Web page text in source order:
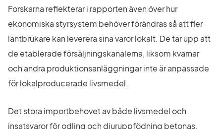
Forskarna reflekterar i rapporten även över hur
ekonomiska styrsystem behöver förändras så att fler
lantbrukare kan leverera sina varor lokalt. De tar upp att
de etablerade försäljningskanalerna, liksom kvarnar
och andra produktionsanläggningar inte är anpassade
för lokalproducerade livsmedel.
Det stora importbehovet av både livsmedel och
insatsvaror för odling och djuruppfödning betonas.